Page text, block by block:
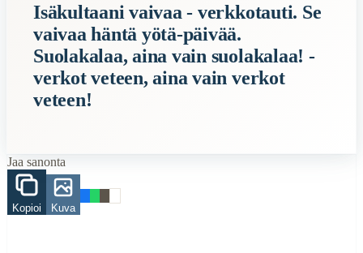
Description:Lähde: Suuri Sitaattisanakirja. Alkuperäinen sanoja:
Related Topics
vesi
kala
Finding Finnish proverbs about specific topics
Understanding Finnish cultural wisdom
Learning Finnish language through proverbs
Finding quotes for speeches or writing
Isäkultaani vaivaa - verkkotauti. Se
vaivaa häntä yötä-päivää.
Suolakalaa, aina vain suolakalaa! -
verkot veteen, aina vain verkot
veteen!
Jaa sanonta
Kopioi Kuva